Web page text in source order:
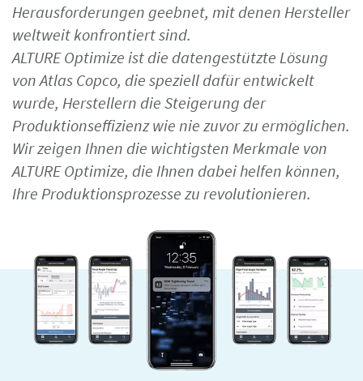
Maßzeichnungen, Informationen zu Ersatzteilen, Produkt
-und Bedienungsanleitungen sowie weitere Information
zu unseren Produkten finden Sie in unserem ServAid.
Hier geht's zu unserem ServAid
Herausforderungen geebnet, mit denen Hersteller
weltweit konfrontiert sind.
ALTURE Optimize ist die datengestützte Lösung
von Atlas Copco, die speziell dafür entwickelt
wurde, Herstellern die Steigerung der
Produktionseffizienz wie nie zuvor zu ermöglichen.
Wir zeigen Ihnen die wichtigsten Merkmale von
ALTURE Optimize, die Ihnen dabei helfen können,
Ihre Produktionsprozesse zu revolutionieren.